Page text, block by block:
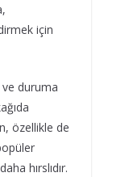
için
duruma
özellikle de
hırslıdır.